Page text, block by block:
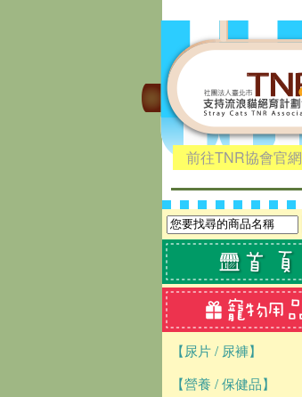
前往TNR協會官網
【尿片 / 尿褲】
【營養 / 保健品】